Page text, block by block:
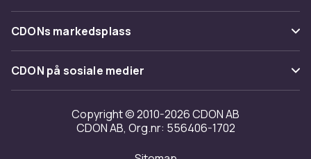
Tilbakekallinger
Varemerker
Om oss
Kundeanmeldelser
Jobbe på CDON
Investor relations
Tilgjengelighet
CDONs markedsplass
Merchant Help Center
CDON på sosiale medier
Copyright © 2010-2026 CDON AB
CDON AB, Org.nr: 556406-1702